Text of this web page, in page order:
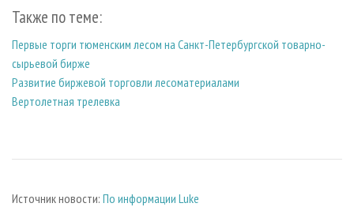
Также по теме:
Первые торги тюменским лесом на Санкт-Петербургской товарно-
сырьевой бирже
Развитие биржевой торговли лесоматериалами
Вертолетная трелевка
Источник новости: По информации Luke